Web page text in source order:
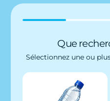
Que
Sélectionnez une ou